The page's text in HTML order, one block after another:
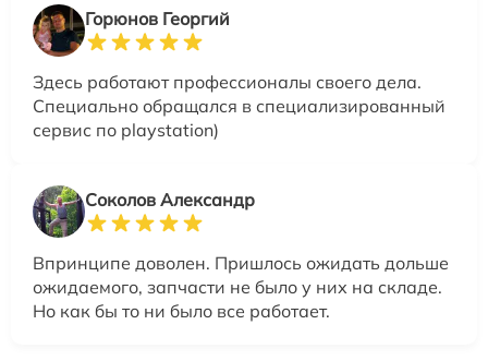
Горюнов Георгий
Здесь работают профессионалы своего дела.
Специально обращался в специализированный
сервис по playstation)
Соколов Александр
Впринципе доволен. Пришлось ожидать дольше
ожидаемого, запчасти не было у них на складе.
Но как бы то ни было все работает.